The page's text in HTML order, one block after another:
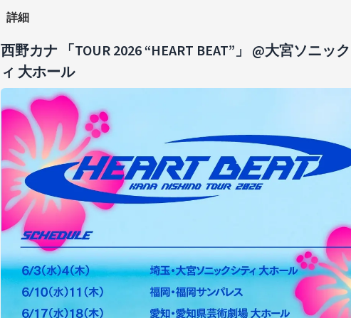
詳細
西野カナ 「TOUR 2026 “HEART BEAT”」 @大宮ソニッ
ィ 大ホール